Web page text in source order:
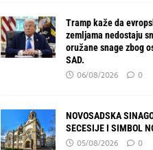
Tramp kaže da
zemljama nedostaju
oružane snage zbog
SAD.
06/08/2026 0
NOVOSADSKA
SECESIJE I SIMBOL
05/08/2026 0